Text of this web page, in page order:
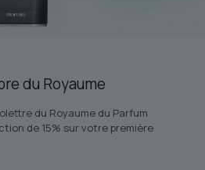
du Royaume
du Royaume du Parfum
de 15% sur votre première